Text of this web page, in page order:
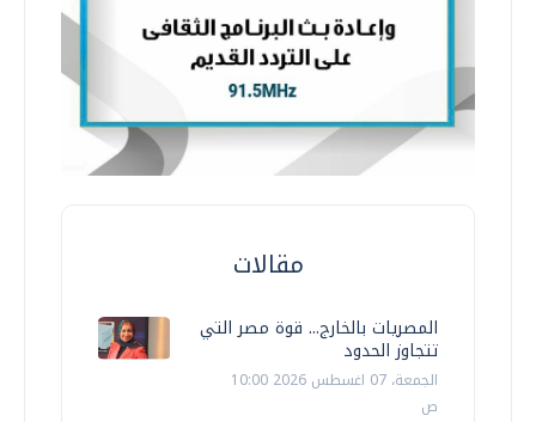
مقالات
المصريات بالخارج... قوة مصر التي
تتجاوز الحدود
الجمعة، 07 اغسطس 2026 10:00
ص